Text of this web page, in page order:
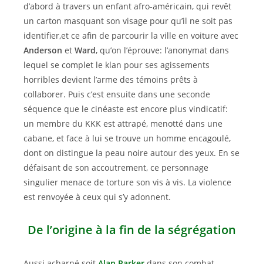
d’abord à travers un enfant afro-américain, qui revêt
un carton masquant son visage pour qu’il ne soit pas
identifier,et ce afin de parcourir la ville en voiture avec
Anderson et Ward, qu’on l’éprouve: l’anonymat dans
lequel se complet le klan pour ses agissements
horribles devient l’arme des témoins prêts à
collaborer. Puis c’est ensuite dans une seconde
séquence que le cinéaste est encore plus vindicatif:
un membre du KKK est attrapé, menotté dans une
cabane, et face à lui se trouve un homme encagoulé,
dont on distingue la peau noire autour des yeux. En se
défaisant de son accoutrement, ce personnage
singulier menace de torture son vis à vis. La violence
est renvoyée à ceux qui s’y adonnent.
De l’origine à la fin de la ségrégation